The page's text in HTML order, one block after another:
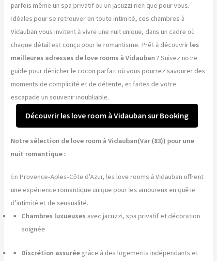
parfois même un spa privatif ou un jacuzzi rien que pour vous.
Idéales pour se retrouver en toute intimité, ces chambres à
Vidauban vous invitent à vivre une nuit unique, dans un cadre où
chaque détail est conçu pour le romantisme. Prêt à découvrir les
meilleures adresses de love rooms à Vidauban ? Suivez notre
guide pour dénicher le cocon parfait où vous pourrez savourer des
moments de complicité et de détente, et faites de votre
escapade un souvenir inoubliable.
Découvrir les love room à Vidauban sur Booking
Notre sélection de love room à Vidauban(Var (83)) pour une
nuit romantique :
En Provence-Aples-Côte d’Azur, les love rooms à Vidauban offrent
une expérience romantique unique pour les amoureux en quête
d’intimité et de sensualité.
Chambres luxueuses avec jacuzzi, spa privatif et décoration
soignée
Discrétion assurée grâce à des logements indépendants et